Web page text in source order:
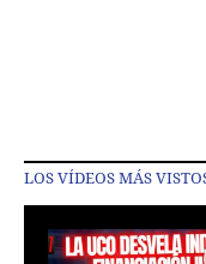
LOS VÍDEOS MÁS